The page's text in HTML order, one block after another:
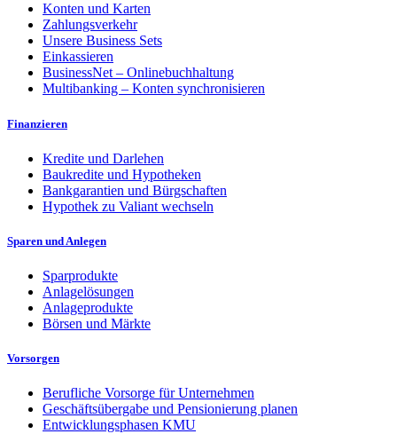
Konten und Karten
Zahlungsverkehr
Unsere Business Sets
Einkassieren
BusinessNet – Onlinebuchhaltung
Multibanking – Konten synchronisieren
Finanzieren
Kredite und Darlehen
Baukredite und Hypotheken
Bankgarantien und Bürgschaften
Hypothek zu Valiant wechseln
Sparen und Anlegen
Sparprodukte
Anlagelösungen
Anlageprodukte
Börsen und Märkte
Vorsorgen
Berufliche Vorsorge für Unternehmen
Geschäftsübergabe und Pensionierung planen
Entwicklungsphasen KMU